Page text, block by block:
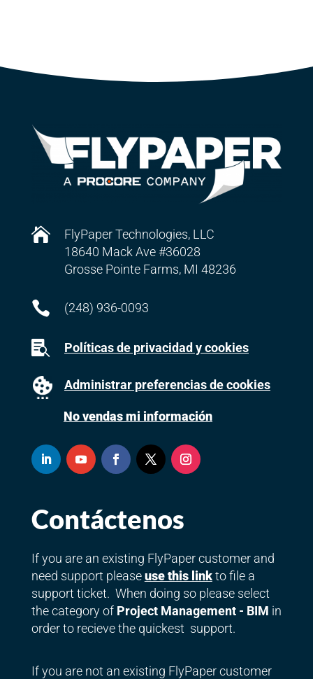

FlyPaper Technologies, LLC
18640 Mack Ave #36028
Grosse Pointe Farms, MI 48236
 (248) 936-0093
 Políticas de privacidad y cookies
Administrar preferencias de cookies
No vendas mi información
Contáctenos
If you are an existing FlyPaper customer and
need support pleaseuse this linkto file a
support ticket. When doing so please select
the category of Project Management - BIM in
order to recieve the quickest support.
If you are not an existing FlyPaper customer